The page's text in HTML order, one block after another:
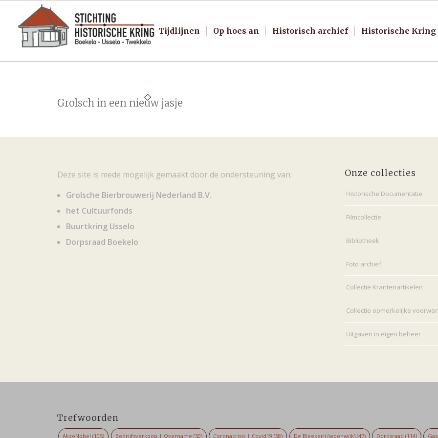
Tijdlijnen Op hoes an Historisch archief Historische Kring
Grolsch in een nieuw jasje
Deze site is mede mogelijk gemaakt door de ondersteuning van:
Grolsche Bierbrouwerij Nederland B.V.
het Cultuurfonds
Buurtkring Usselo
Dorpsraad Boekelo
Onze collecties
Historische Documentatie
Filmcollectie
Bibliotheek
Foto archief
Collectie Krantenartikelen
Collectie opmerkelijke
Uitgaven in eigen beheer
Trefwoorden
AkzoNobel (105) Bedrijfsverkoop | Overname (50) Coronacrisis | Covid19 (38) De Bleekerij (woonwijk)(47) Dorpsraad (114)